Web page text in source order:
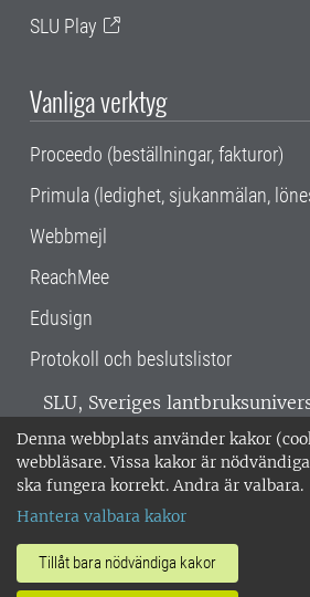
Denna webbplats använder kakor
webbläsare. Vissa kakor är
ska fungera korrekt. Andra är valbara.
Hantera valbara kakor
Tillåt bara nödvändiga kakor
SLU Play
Vanliga verktyg
Proceedo (beställningar, fakturor)
Primula (ledighet, sjukanmälan,
Webbmejl
ReachMee
Edusign
Protokoll och beslutslistor
SLU, Sveriges
verksamhet över hela
Alnarp, Uppsala och Umeå.
miljöcertifierat enligt ISO
018-67 10 00 • Org nr:
Om SLU:s webbplatser
•Hantera kakor•Behandling